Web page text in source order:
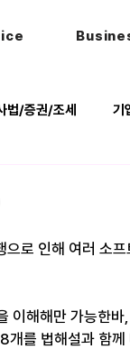
법/증권/조세 기
로 인해 여러 소
이해해만 가능한
를 법해설과 함께